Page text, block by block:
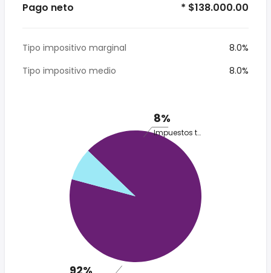
Pago neto * $138.000.00
Tipo impositivo marginal
8.0%
Tipo impositivo medio
8.0%
8%
Impuestos totales